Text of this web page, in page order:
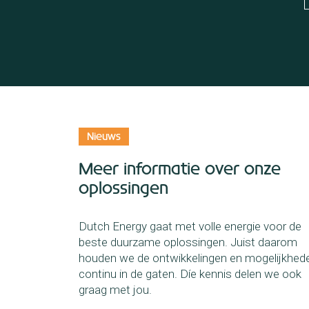
Nieuws
Meer informatie over onze
oplossingen
Dutch Energy gaat met volle energie voor de
beste duurzame oplossingen. Juist daarom
houden we de ontwikkelingen en
continu in de gaten. Díe kennis delen we ook
graag met jou.